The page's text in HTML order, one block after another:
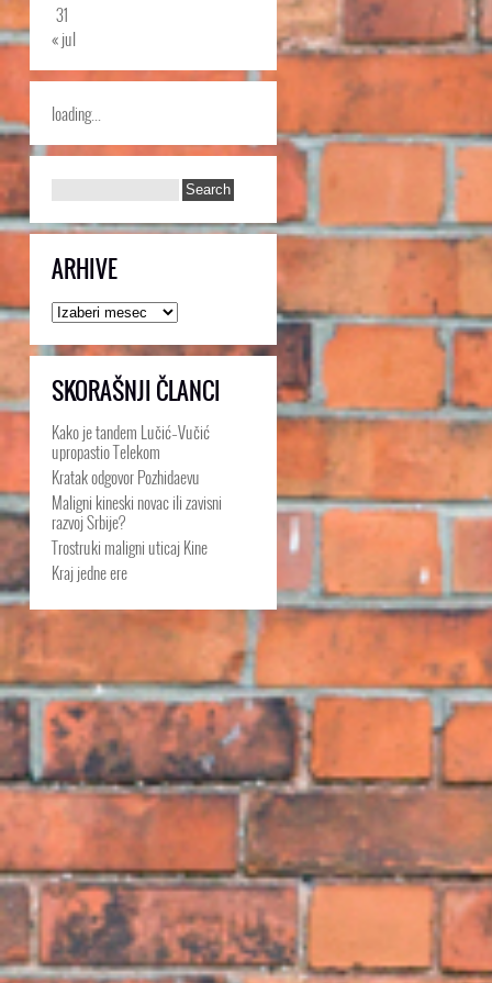
31
« jul
loading...
ARHIVE
Arhive
SKORAŠNJI ČLANCI
Kako je tandem Lučić–Vučić
upropastio Telekom
Kratak odgovor Pozhidaevu
Maligni kineski novac ili zavisni
razvoj Srbije?
Trostruki maligni uticaj Kine
Kraj jedne ere